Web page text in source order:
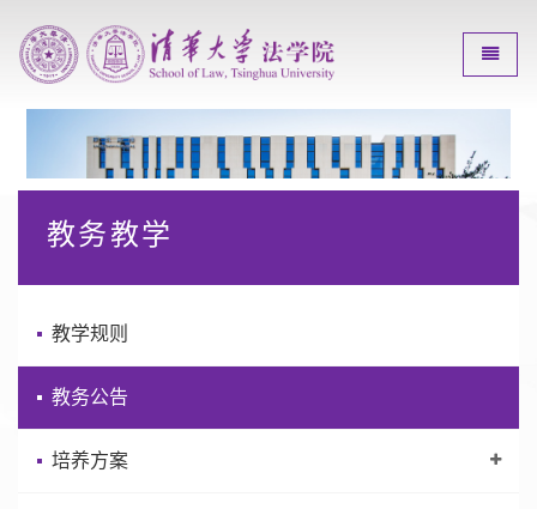
教务教学
教学规则
教务公告
培养方案